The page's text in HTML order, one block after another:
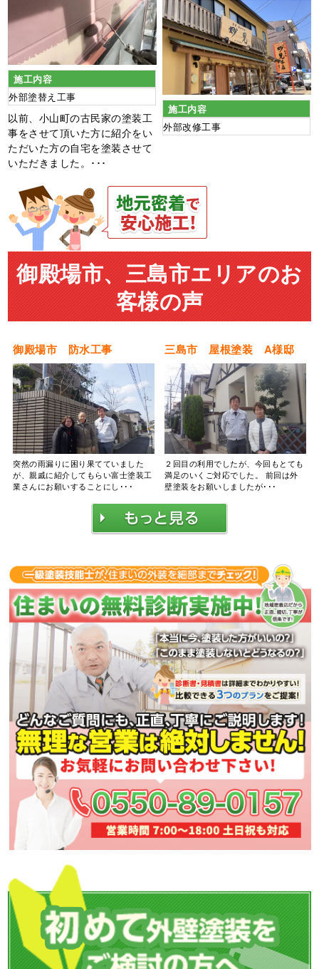
施工内容
外部塗替え工事
以前、小山町の古民家の塗装工
事をさせて頂いた方に紹介をい
ただいた方の自宅を塗装させて
いただきました。･･･
施工内容
外部改修工事
御殿場市、三島市エリアのお
客様の声
御殿場市 防水工事
突然の雨漏りに困り果てていました
が、親戚に紹介してもらい富士塗装工
業さんにお願いすることにし･･･
三島市 屋根塗装 A様邸
２回目の利用でしたが、今回もとても
満足のいくご対応でした。 前回は外
壁塗装をお願いしましたが･･･